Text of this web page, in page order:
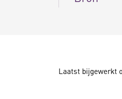
Laatst bijgewerkt